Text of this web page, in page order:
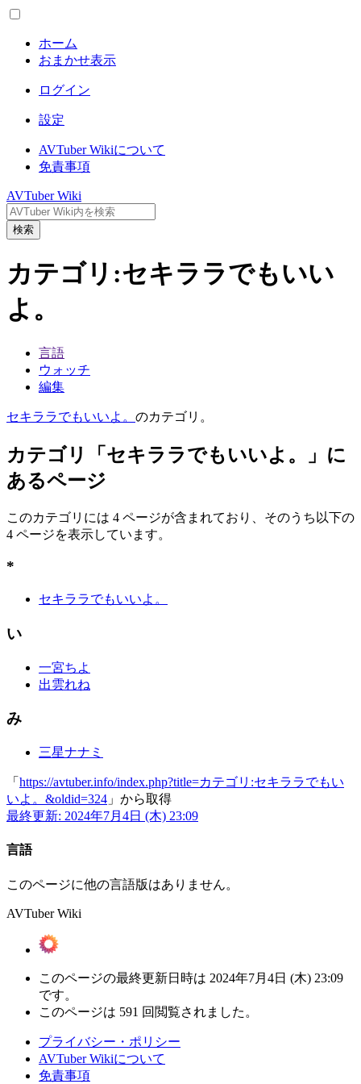
ホーム
おまかせ表示
ログイン
設定
AVTuber Wikiについて
免責事項
AVTuber Wiki
検索
カテゴリ :セキララでもいい
よ。
言語
ウォッチ
編集
セキララでもいいよ。 のカテゴリ。
カテゴリ「セキララでもいいよ。」に
あるページ
このカテゴリには 4 ページが含まれており、そのうち以下の
4 ページを表示しています。
*
セキララでもいいよ。
い
一宮ちよ
出雲れね
み
三星ナナミ
「 https://avtuber.info/index.php?title=カテゴリ:セキララでもい
いよ。&oldid=324 」から取得
最終更新: 2024年7月4日 (木) 23:09
言語
このページに他の言語版はありません。
AVTuber Wiki
このページの最終更新日時は 2024年7月4日 (木) 23:09
です。
このページは 591 回閲覧されました。
プライバシー・ポリシー
AVTuber Wikiについて
免責事項